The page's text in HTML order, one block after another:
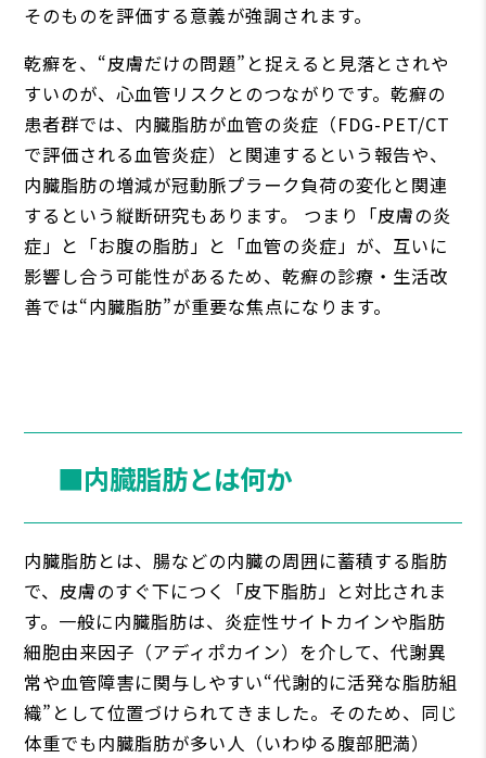
そのものを評価する意義が強調されます。
乾癬を、“皮膚だけの問題”と捉えると見落とされや
すいのが、心血管リスクとのつながりです。乾癬の
患者群では、内臓脂肪が血管の炎症（FDG-PET/CT
で評価される血管炎症）と関連するという報告や、
内臓脂肪の増減が冠動脈プラーク負荷の変化と関連
するという縦断研究もあります。 つまり「皮膚の炎
症」と「お腹の脂肪」と「血管の炎症」が、互いに
影響し合う可能性があるため、乾癬の診療・生活改
善では“内臓脂肪”が重要な焦点になります。
■内臓脂肪とは何か
内臓脂肪とは、腸などの内臓の周囲に蓄積する脂肪
で、皮膚のすぐ下につく「皮下脂肪」と対比されま
す。一般に内臓脂肪は、炎症性サイトカインや脂肪
細胞由来因子（アディポカイン）を介して、代謝異
常や血管障害に関与しやすい“代謝的に活発な脂肪組
織”として位置づけられてきました。そのため、同じ
体重でも内臓脂肪が多い人（いわゆる腹部肥満）